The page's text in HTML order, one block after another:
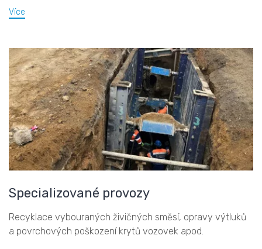
Více
Specializované provozy
Recyklace vybouraných živičných směsí, opravy výtluků
a povrchových poškození krytů vozovek apod.